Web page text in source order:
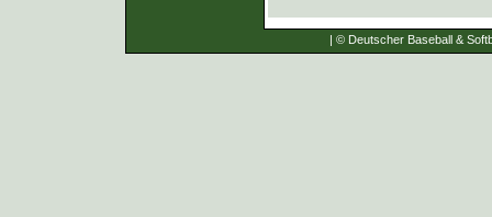
| © Deutscher Baseball &